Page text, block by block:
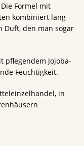
Formel mit
kombiniert lang
Duft, den man sogar
pflegendem Jojoba-
Feuchtigkeit.
in